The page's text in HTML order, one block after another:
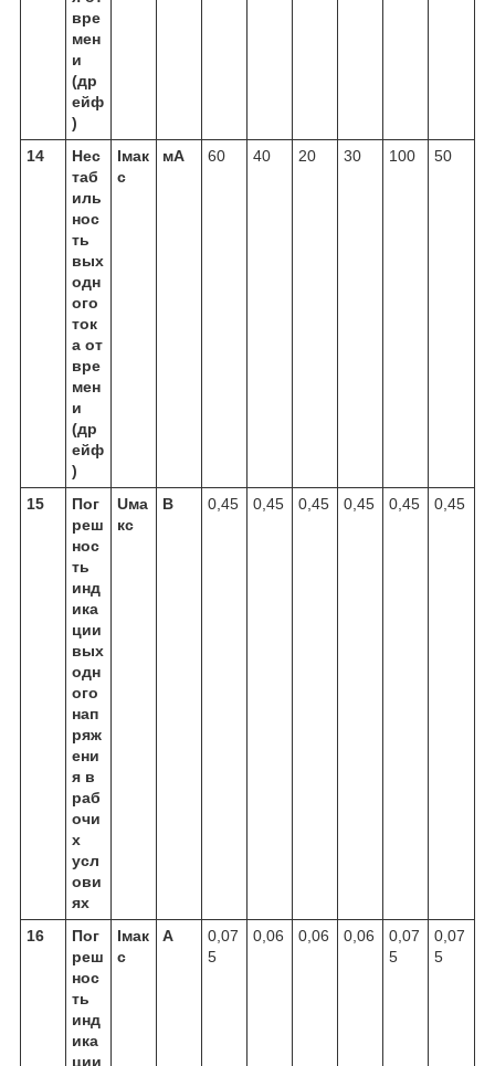
вре
мен
и
(др
ейф
)
14
Нес
таб
иль
нос
ть
вых
одн
ого
ток
а от
вре
мен
и
(др
ейф
)
Iмак
с
мА 60 40 20 30 100 50
15
Пог
реш
нос
ть
инд
ика
ции
вых
одн
ого
нап
ряж
ени
я в
раб
очи
х
усл
ови
ях
Uма
кс
В 0,45 0,45 0,45 0,45 0,45 0,45
16
Пог
реш
нос
ть
инд
ика
ции
Iмак
с
А
0,07
5
0,06 0,06 0,06
0,07
5
0,07
5